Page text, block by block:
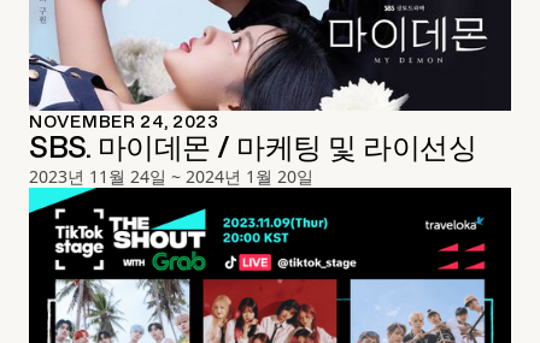
NOVEMBER 24, 2023
SBS. 마이데몬 / 마케팅 및 라이선싱
2023년 11월 24일 ~ 2024년 1월 20일